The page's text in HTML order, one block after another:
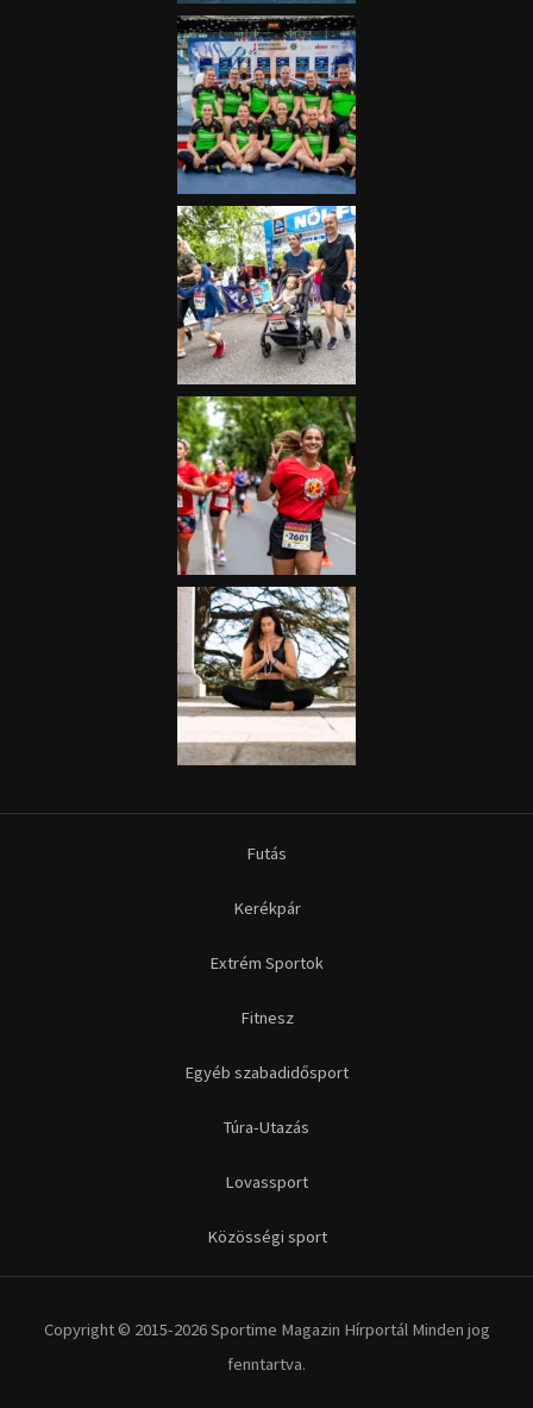
Futás
Kerékpár
Extrém Sportok
Fitnesz
Egyéb szabadidősport
Túra-Utazás
Lovassport
Közösségi sport
Copyright © 2015-2026 Sportime Magazin Hírportál Minden jog
fenntartva.